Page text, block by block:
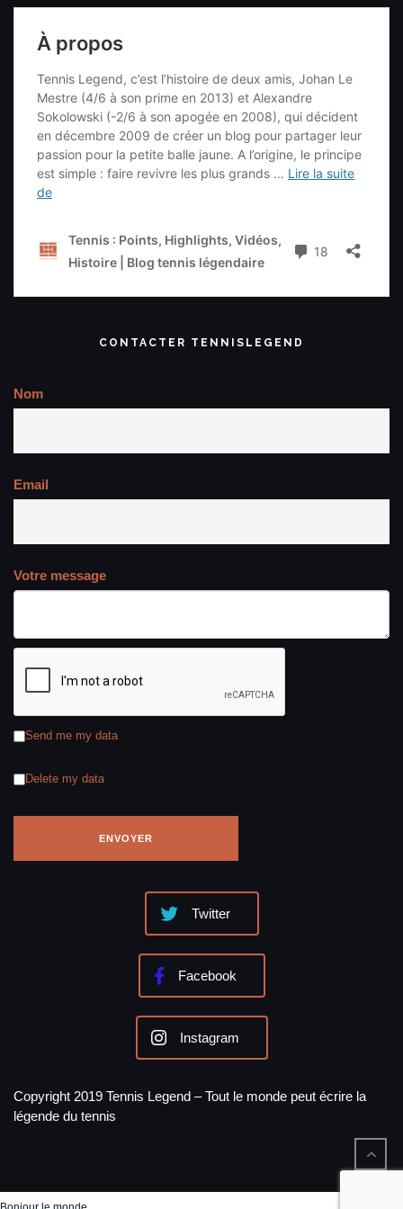
CONTACTER TENNISLEGEND
Nom
Email
Votre message
Send me my data
Delete my data
Twitter
Facebook
Instagram
Copyright 2019 Tennis Legend – Tout le monde peut écrire la
légende du tennis